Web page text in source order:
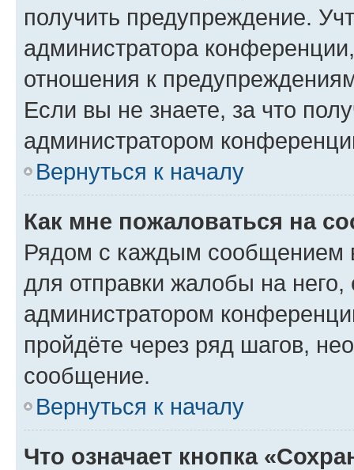
получить предупреждение.
администратора
отношения к
Если вы не знаете, за что
администратором
Вернуться к началу
Как мне пожаловаться на
Рядом с каждым сообщением
для отправки жалобы на
администратором
пройдёте через ряд шагов,
сообщение.
Вернуться к началу
Что означает кнопка